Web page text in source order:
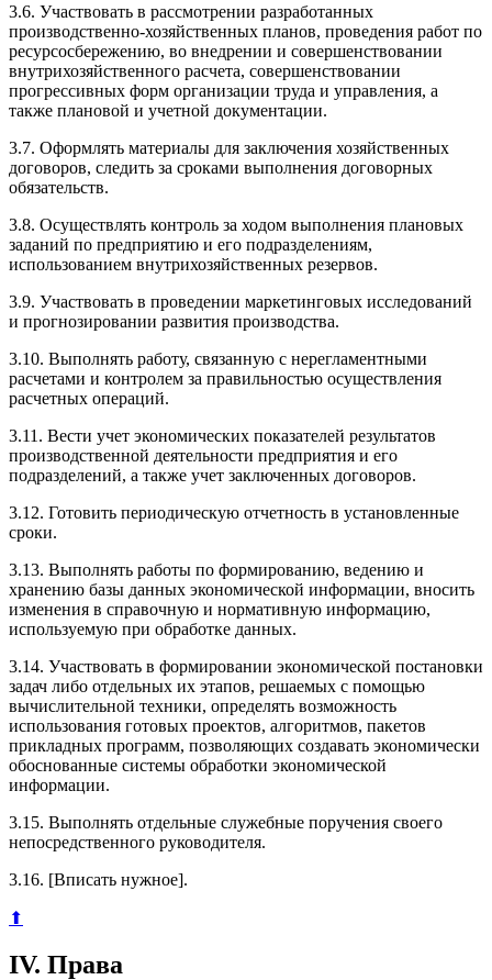
3.6. Участвовать в рассмотрении разработанных
производственно-хозяйственных планов, проведения работ по
ресурсосбережению, во внедрении и совершенствовании
внутрихозяйственного расчета, совершенствовании
прогрессивных форм организации труда и управления, а
также плановой и учетной документации.
3.7. Оформлять материалы для заключения хозяйственных
договоров, следить за сроками выполнения договорных
обязательств.
3.8. Осуществлять контроль за ходом выполнения плановых
заданий по предприятию и его подразделениям,
использованием внутрихозяйственных резервов.
3.9. Участвовать в проведении маркетинговых исследований
и прогнозировании развития производства.
3.10. Выполнять работу, связанную с нерегламентными
расчетами и контролем за правильностью осуществления
расчетных операций.
3.11. Вести учет экономических показателей результатов
производственной деятельности предприятия и его
подразделений, а также учет заключенных договоров.
3.12. Готовить периодическую отчетность в установленные
сроки.
3.13. Выполнять работы по формированию, ведению и
хранению базы данных экономической информации, вносить
изменения в справочную и нормативную информацию,
используемую при обработке данных.
3.14. Участвовать в формировании экономической постановки
задач либо отдельных их этапов, решаемых с помощью
вычислительной техники, определять возможность
использования готовых проектов, алгоритмов, пакетов
прикладных программ, позволяющих создавать экономически
обоснованные системы обработки экономической
информации.
3.15. Выполнять отдельные служебные поручения своего
непосредственного руководителя.
3.16. [Вписать нужное].
⬆
IV. Права